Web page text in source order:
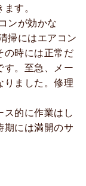
す。
ンが効かな
掃にはエアコン
の時には正常だ
す。至急、メー
りました。修理
ス的に作業はし
期には満開のサ